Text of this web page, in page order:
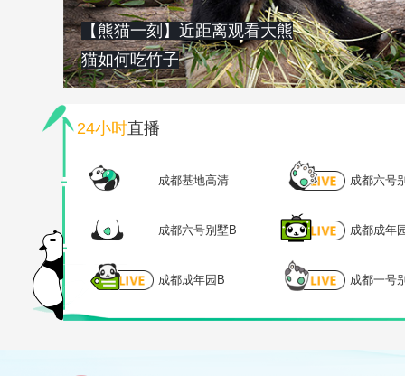
【熊猫一刻】近距离观看大熊
猫如何吃竹子
24小时直播
成都基地高清 成都六号
成都六号别墅B 成都成年
成都成年园B 成都一号